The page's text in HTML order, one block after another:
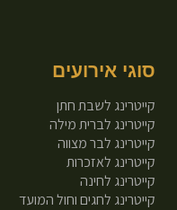
סוגי אירועים
קייטרינג לשבת חתן
קייטרינג לברית מילה
קייטרינג לבר מצווה
קייטרינג לאזכרות
קייטרינג לחינה
קייטרינג לחגים וחול המועד